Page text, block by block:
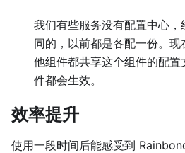
我们有些服务没有配置中心
同的，以前都是各配一份。
他组件都共享这个组件的配
件都会生效。
效率提升
使用一段时间后能感受到